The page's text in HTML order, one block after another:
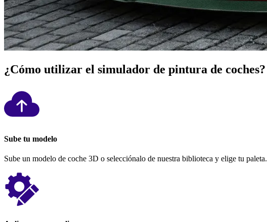
¿Cómo utilizar el simulador de pintura de coches?
Sube tu modelo
Sube un modelo de coche 3D o selecciónalo de nuestra biblioteca y elige tu paleta.